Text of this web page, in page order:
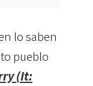
lo saben
pueblo
(It: